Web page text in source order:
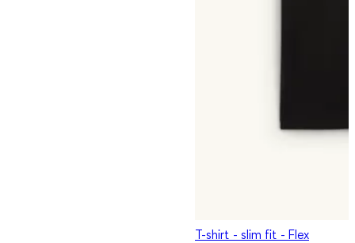
T-shirt - slim fit - Flex